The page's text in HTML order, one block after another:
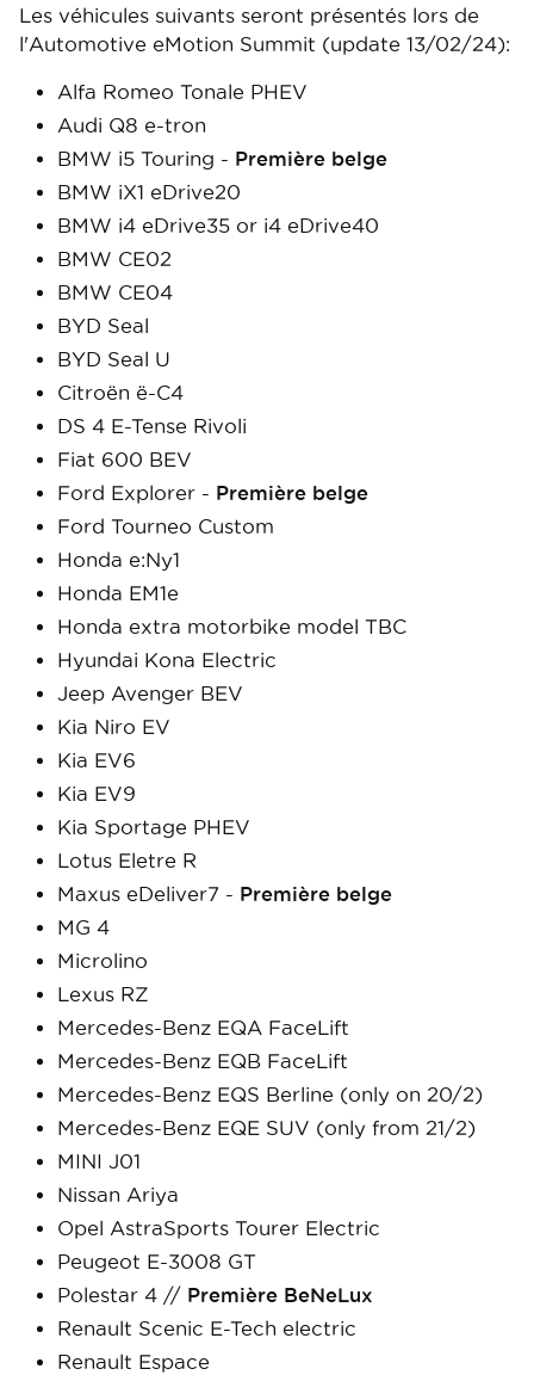
Les véhicules suivants seront présentés lors de
l'Automotive eMotion Summit (update 13/02/24):
Alfa Romeo Tonale PHEV
Audi Q8 e-tron
BMW i5 Touring - Première belge
BMW iX1 eDrive20
BMW i4 eDrive35 or i4 eDrive40
BMW CE02
BMW CE04
BYD Seal
BYD Seal U
Citroën ë-C4
DS 4 E-Tense Rivoli
Fiat 600 BEV
Ford Explorer - Première belge
Ford Tourneo Custom
Honda e:Ny1
Honda EM1e
Honda extra motorbike model TBC
Hyundai Kona Electric
Jeep Avenger BEV
Kia Niro EV
Kia EV6
Kia EV9
Kia Sportage PHEV
Lotus Eletre R
Maxus eDeliver7 - Première belge
MG 4
Microlino
Lexus RZ
Mercedes-Benz EQA FaceLift
Mercedes-Benz EQB FaceLift
Mercedes-Benz EQS Berline (only on 20/2)
Mercedes-Benz EQE SUV (only from 21/2)
MINI J01
Nissan Ariya
Opel AstraSports Tourer Electric
Peugeot E-3008 GT
Polestar 4 // Première BeNeLux
Renault Scenic E-Tech electric
Renault Espace